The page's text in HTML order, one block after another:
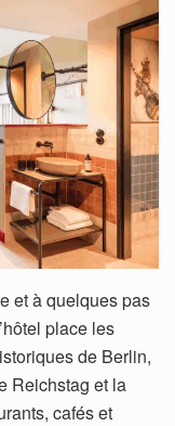
et à quelques pas
place les
de Berlin,
Reichstag et la
cafés et